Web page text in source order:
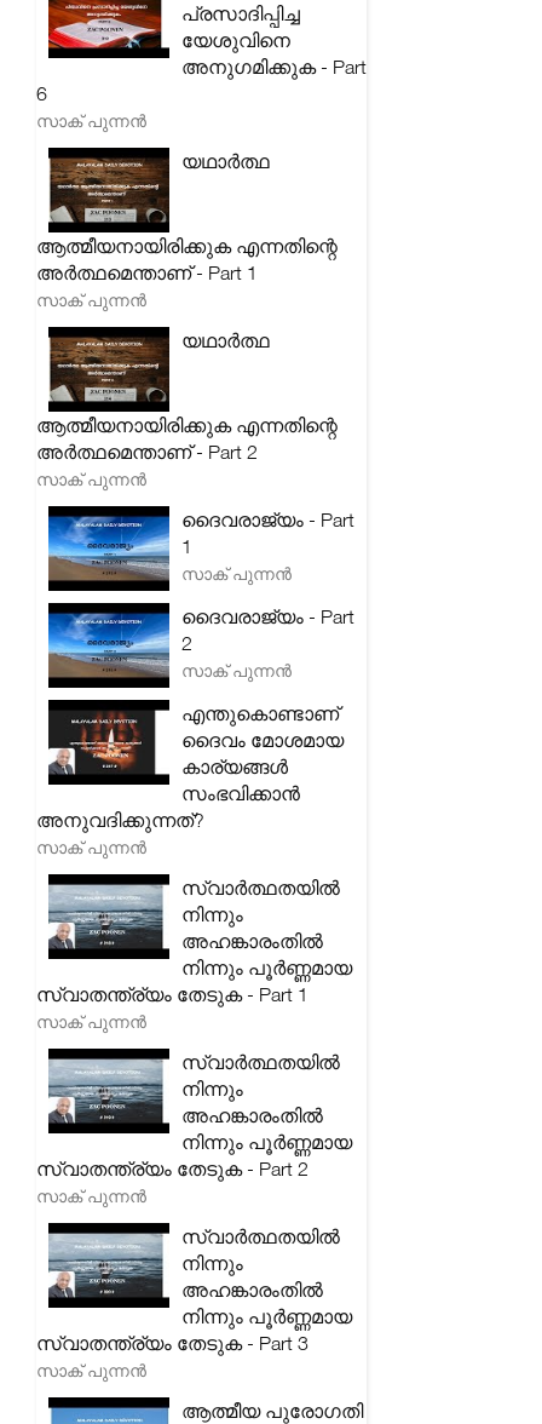
പ്രസാദിപ്പിച്ച
യേശുവിനെ
അനുഗമിക്കുക - Part
6
സാക് പുന്നൻ
യഥാർത്ഥ
ആത്മീയനായിരിക്കുക എന്നതിന്റെ
അർത്ഥമെന്താണ് - Part 1
സാക് പുന്നൻ
യഥാർത്ഥ
ആത്മീയനായിരിക്കുക എന്നതിന്റെ
അർത്ഥമെന്താണ് - Part 2
സാക് പുന്നൻ
ദൈവരാജ്യം - Part
1
സാക് പുന്നൻ
ദൈവരാജ്യം - Part
2
സാക് പുന്നൻ
എന്തുകൊണ്ടാണ്
ദൈവം മോശമായ
കാര്യങ്ങൾ
സംഭവിക്കാൻ
അനുവദിക്കുന്നത്?
സാക് പുന്നൻ
സ്വാർത്ഥതയിൽ
നിന്നും
അഹങ്കാരംതിൽ
നിന്നും പൂർണ്ണമായ
സ്വാതന്ത്ര്യം തേടുക - Part 1
സാക് പുന്നൻ
സ്വാർത്ഥതയിൽ
നിന്നും
അഹങ്കാരംതിൽ
നിന്നും പൂർണ്ണമായ
സ്വാതന്ത്ര്യം തേടുക - Part 2
സാക് പുന്നൻ
സ്വാർത്ഥതയിൽ
നിന്നും
അഹങ്കാരംതിൽ
നിന്നും പൂർണ്ണമായ
സ്വാതന്ത്ര്യം തേടുക - Part 3
സാക് പുന്നൻ
ആത്മീയ പുരോഗതി